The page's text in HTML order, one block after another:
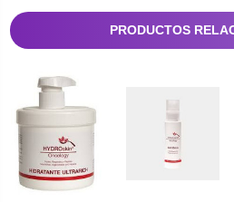
PRODUCTOS